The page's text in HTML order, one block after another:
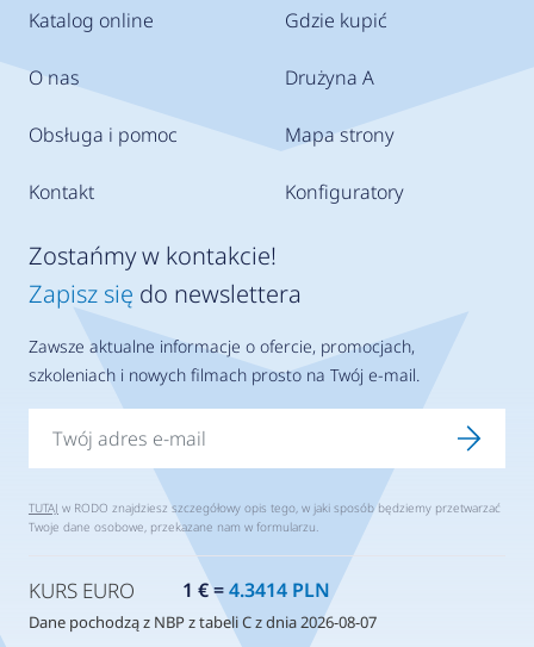
Katalog online
O nas
Obsługa i pomoc
Kontakt
Gdzie kupić
Drużyna A
Mapa strony
Konfiguratory
Zostańmy w kontakcie!
Zapisz się do newslettera
Zawsze aktualne informacje o ofercie, promocjach,
szkoleniach i nowych filmach prosto na Twój e-mail.
TUTAJ w RODO znajdziesz szczegółowy opis tego, w jaki sposób będziemy przetwarzać
Twoje dane osobowe, przekazane nam w formularzu.
KURS EURO 1 € =4.3414 PLN
Dane pochodzą z NBP z tabeli C z dnia 2026-08-07